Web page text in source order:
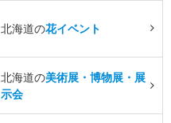
北海道の花イベント
北海道の美術展・博物展・展
示会